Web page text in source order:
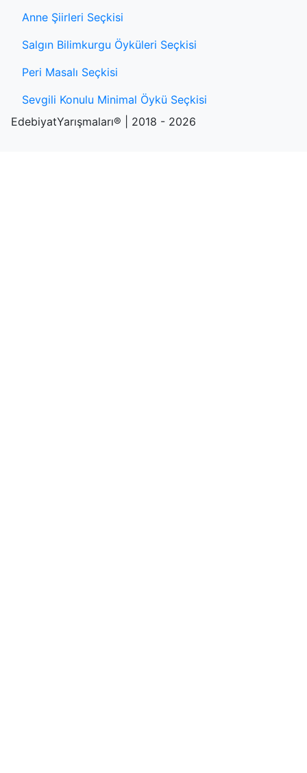
Anne Şiirleri Seçkisi
Salgın Bilimkurgu Öyküleri Seçkisi
Peri Masalı Seçkisi
Sevgili Konulu Minimal Öykü Seçkisi
EdebiyatYarışmaları® | 2018 - 2026